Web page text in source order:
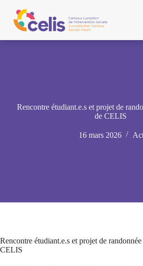
Rencontre étudiant.e.s et projet de
de CELIS
16 mars 2026
Rencontre étudiant.e.s et projet de
CELIS